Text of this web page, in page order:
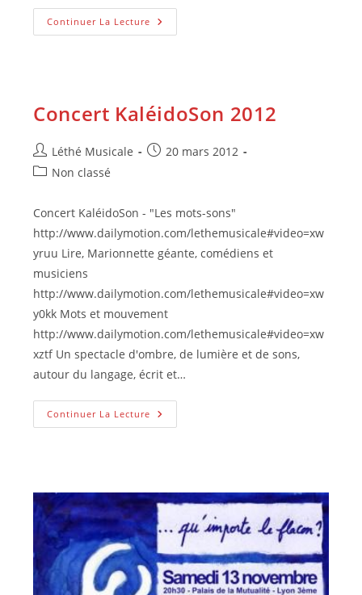
Continuer La Lecture D’étoile
À
Concert KaléidoSon 2012
Auteur/autrice
de
Léthé Musicale
Publication
20 mars 2012
PostNon classé
Concert KaléidoSon - "Les mots-sons"
http://www.dailymotion.com/lethemusicale#video=xw
yruu Lire, Marionnette géante, comédiens et
musiciens
http://www.dailymotion.com/lethemusicale#video=xw
y0kk Mots et mouvement
http://www.dailymotion.com/lethemusicale#video=xw
xztf Un spectacle d'ombre, de lumière et de sons,
autour du langage, écrit et…
Continuer La Lecture Concert
KaléidoSon